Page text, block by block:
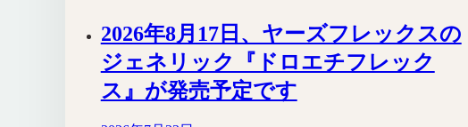
2026年8月17日、ヤーズフレックスの
ジェネリック『ドロエチフレック
ス』が発売予定です